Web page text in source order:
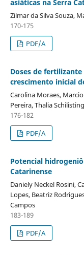
asiáticas na Serra
Zilmar da Silva Souza,
170-175
PDF/A
Doses de
crescimento inicial
Carolina Moraes,
Pereira, Thalia
176-182
PDF/A
Potencial
Catarinense
Daniely Neckel Rosini,
Lopes, Beatriz
Campos
183-189
PDF/A